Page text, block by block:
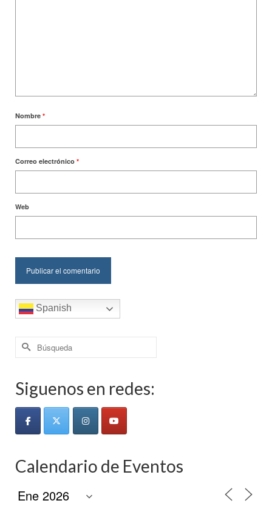
Nombre *
Correo electrónico *
Web
Spanish
Buscar
por:
Siguenos en redes:
Calendario de Eventos